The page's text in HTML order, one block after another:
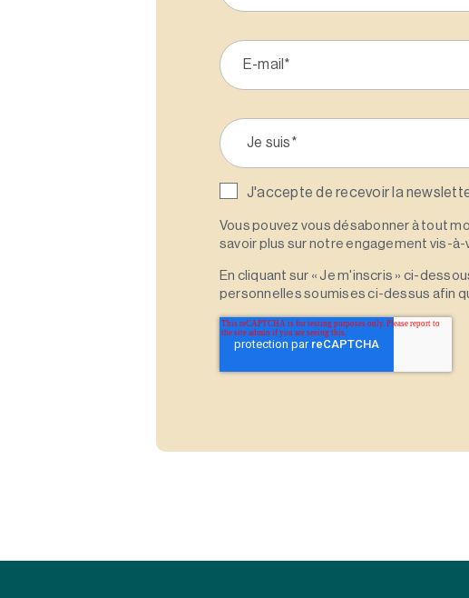
J'accepte de recevoir la
Vous pouvez vous désabonner à tout
savoir plus sur notre engagement vis-
En cliquant sur « Je m'inscris » ci-
personnelles soumises ci-dessus afin